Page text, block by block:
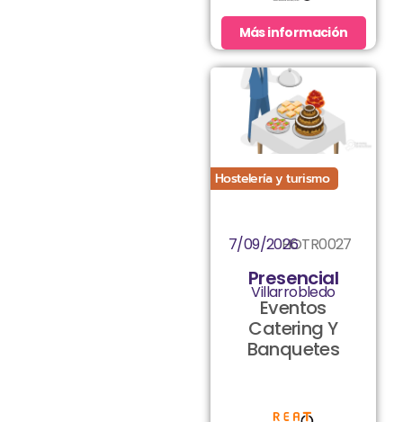
Más información
Hostelería y turismo
HOTR0027
7/09/2026
Presencial
Villarrobledo
Eventos
Catering Y
Banquetes